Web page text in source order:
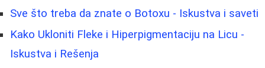
Sve što treba da znate o Botoxu - Iskustva i saveti
Kako Ukloniti Fleke i Hiperpigmentaciju na Licu -
Iskustva i Rešenja